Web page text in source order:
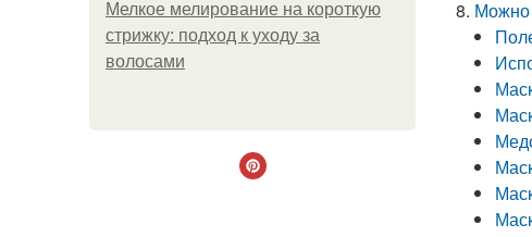
Мелкое мелирование на короткую
стрижку: подход к уходу за
волосами
Можно